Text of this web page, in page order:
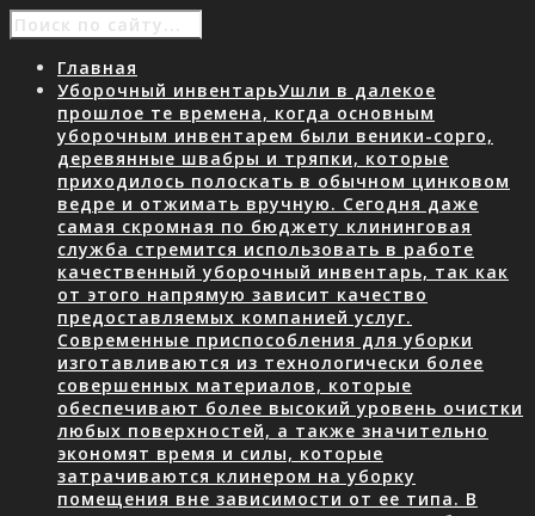
Главная
Уборочный инвентарьУшли в далекое
прошлое те времена, когда основным
уборочным инвентарем были веники-сорго,
деревянные швабры и тряпки, которые
приходилось полоскать в обычном цинковом
ведре и отжимать вручную. Сегодня даже
самая скромная по бюджету клининговая
служба стремится использовать в работе
качественный уборочный инвентарь, так как
от этого напрямую зависит качество
предоставляемых компанией услуг.
Современные приспособления для уборки
изготавливаются из технологически более
совершенных материалов, которые
обеспечивают более высокий уровень очистки
любых поверхностей, а также значительно
экономят время и силы, которые
затрачиваются клинером на уборку
помещения вне зависимости от ее типа. В